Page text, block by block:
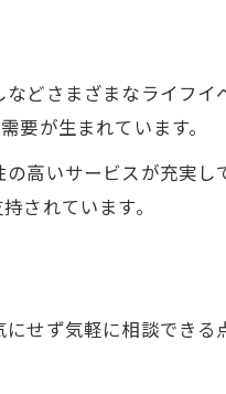
どさまざまなライフイ
要が生まれています。
高いサービスが充実し
されています。
せず気軽に相談できる